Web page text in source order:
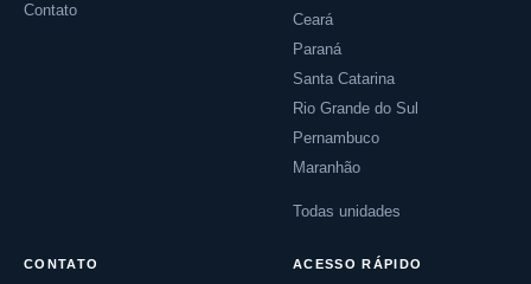
Contato
Ceará
Paraná
Santa Catarina
Rio Grande do Sul
Pernambuco
Maranhão
Todas unidades
CONTATO ACESSO RÁPIDO